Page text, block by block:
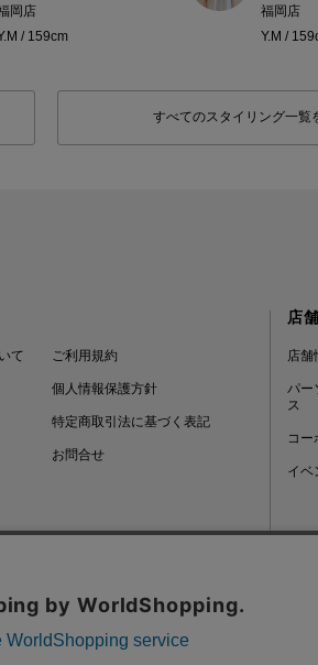
岡店
/ 159cm
福岡店
Y.M /
すべてのスタイリング一覧
て ご利用規約
個人情報保護方針
特定商取引法に基づく表記
お問合せ
店
店舗
パー
ス
コー
イベ